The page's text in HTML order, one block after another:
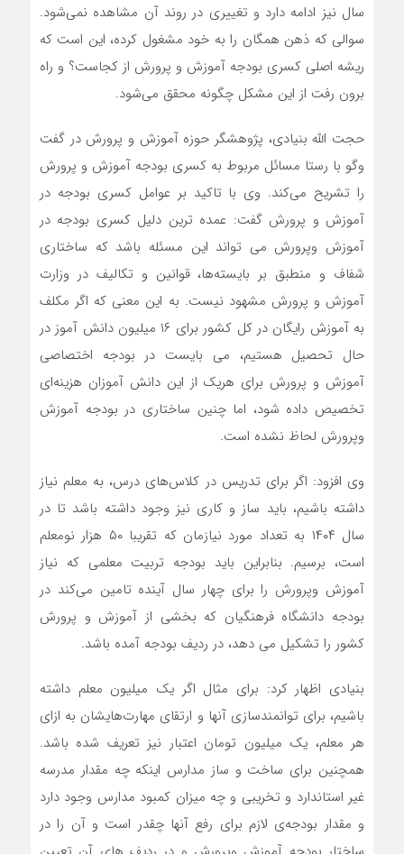
سال نیز ادامه دارد و تغییری در روند آن مشاهده نمی‌شود.
سوالی که ذهن همگان را به خود مشغول کرده، این است که
ریشه اصلی کسری بودجه آموزش و پرورش از کجاست؟ و راه
برون رفت از این مشکل چگونه محقق می‌شود.
حجت الله بنیادی، پژوهشگر حوزه آموزش و پرورش در گفت
وگو با رستا مسائل مربوط به کسری بودجه آموزش و پرورش
را تشریح می‌کند. وی با تاکید بر عوامل کسری بودجه در
آموزش و پرورش گفت: عمده ترین دلیل کسری بودجه در
آموزش وپرورش می تواند این مسئله باشد که ساختاری
شفاف و منطبق بر بایسته‌ها، قوانین و تکالیف در وزارت
آموزش و پرورش مشهود نیست. به این معنی که اگر مکلف
به آموزش رایگان در کل کشور برای ۱۶ میلیون دانش آموز در
حال تحصیل هستیم، می بایست در بودجه اختصاصی
آموزش و پرورش برای هریک از این دانش آموزان هزینه‌ای
تخصیص داده شود، اما چنین ساختاری در بودجه آموزش
وپرورش لحاظ نشده است.
وی افزود: اگر برای تدریس در کلاس‌های درس، به معلم نیاز
داشته باشیم، باید ساز و کاری نیز وجود داشته باشد تا در
سال ۱۴۰۴ به تعداد مورد نیازمان که تقریبا ۵۰ هزار نومعلم
است، برسیم. بنابراین باید بودجه تربیت معلمی که نیاز
آموزش وپرورش را برای چهار سال آینده تامین می‌کند در
بودجه دانشگاه فرهنگیان که بخشی از آموزش و پرورش
کشور را تشکیل می دهد، در ردیف بودجه آمده باشد.
بنیادی اظهار کرد: برای مثال اگر یک میلیون معلم داشته
باشیم، برای توانمندسازی آنها و ارتقای مهارت‌هایشان به ازای
هر معلم، یک میلیون تومان اعتبار نیز تعریف شده باشد.
همچنین برای ساخت و ساز مدارس اینکه چه مقدار مدرسه
غیر استاندارد و تخریبی و چه میزان کمبود مدارس وجود دارد
و مقدار بودجه‌ی لازم برای رفع آنها چقدر است‌ و آن را در